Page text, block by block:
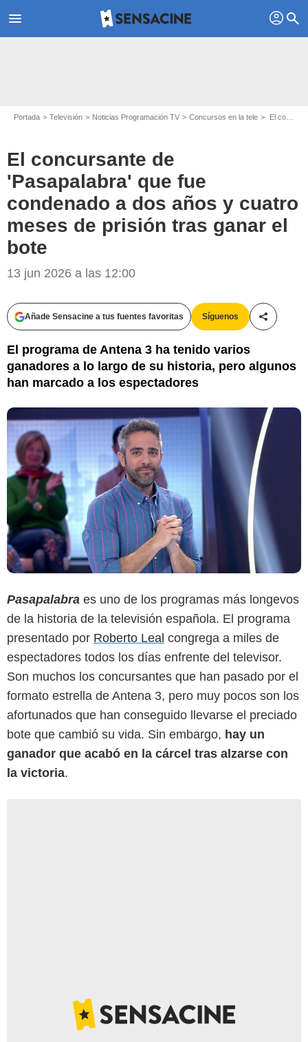
menu profil search
Portada Televisión Noticias Programación TV Concursos en la tele El concursante de 'Pasapalabra' que fue condenado a dos años y cuatro meses de prisión tras ganar el bote
El concursante de
'Pasapalabra' que fue
condenado a dos años y cuatro
meses de prisión tras ganar el
bote
13 jun 2026 a las 12:00
Añade Sensacine a tus fuentes favoritas Síguenos
El programa de Antena 3 ha tenido varios
ganadores a lo largo de su historia, pero algunos
han marcado a los espectadores
Pasapalabra es uno de los programas más longevos
de la historia de la televisión española. El programa
presentado por Roberto Leal congrega a miles de
espectadores todos los días enfrente del televisor.
Son muchos los concursantes que han pasado por el
formato estrella de Antena 3, pero muy pocos son los
afortunados que han conseguido llevarse el preciado
bote que cambió su vida. Sin embargo, hay un
ganador que acabó en la cárcel tras alzarse con
la victoria.